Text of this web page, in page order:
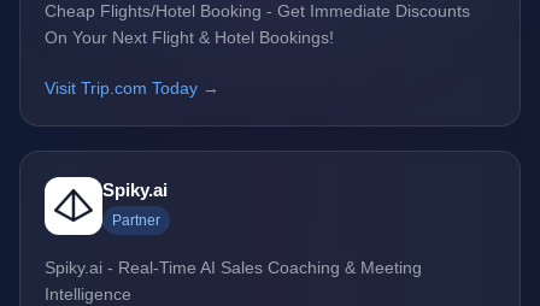
Cheap Flights/Hotel Booking - Get Immediate Discounts
On Your Next Flight & Hotel Bookings!
Visit Trip.com Today →
Spiky.ai
Partner
Spiky.ai - Real-Time AI Sales Coaching & Meeting
Intelligence